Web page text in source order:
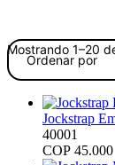
Mostrando 1–20
Jockstrap
40001
COP 45.000